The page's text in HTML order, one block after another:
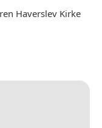
Haverslev Kirke